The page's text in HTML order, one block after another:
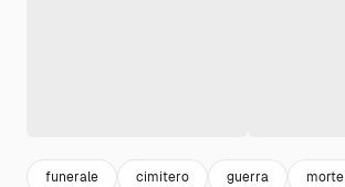
funerale cimitero guerra morte